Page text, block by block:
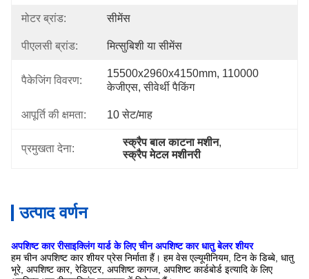
मोटर ब्रांड: सीमेंस
पीएलसी ब्रांड: मित्सुबिशी या सीमेंस
पैकेजिंग विवरण:
15500x2960x4150mm, 110000
केजीएस, सीवेर्थी पैकिंग
आपूर्ति की क्षमता: 10 सेट/माह
प्रमुखता देना:
स्क्रैप बाल काटना मशीन,
स्क्रैप मेटल मशीनरी
उत्पाद वर्णन
अपशिष्ट कार रीसाइक्लिंग यार्ड के लिए चीन अपशिष्ट कार धातु बेलर शीयर
हम चीन अपशिष्ट कार शीयर प्रेस निर्माता हैं। हम वेस एल्यूमीनियम, टिन के डिब्बे, धातु
भूरे, अपशिष्ट कार, रेडिएटर, अपशिष्ट कागज, अपशिष्ट कार्डबोर्ड इत्यादि के लिए